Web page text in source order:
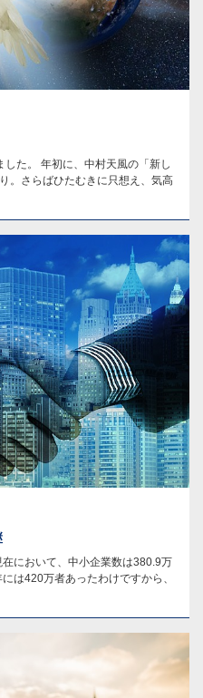
た。 年初に、中村天風の「新し
。さらばひたむきに只想え、気高
において、中小企業数は380.9万
は420万者あったわけですから、